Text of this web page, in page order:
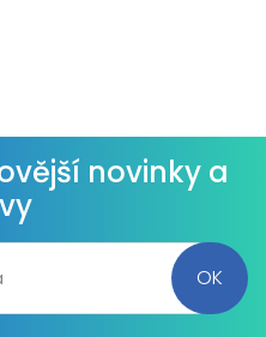
novinky a